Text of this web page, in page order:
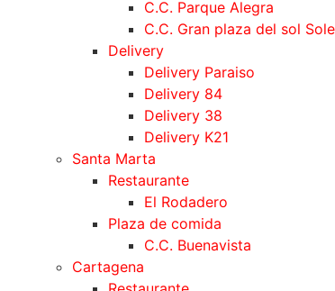
C.C. Parque Alegra
C.C. Gran plaza del sol
Delivery
Delivery Paraiso
Delivery 84
Delivery 38
Delivery K21
Santa Marta
Restaurante
El Rodadero
Plaza de comida
C.C. Buenavista
Cartagena